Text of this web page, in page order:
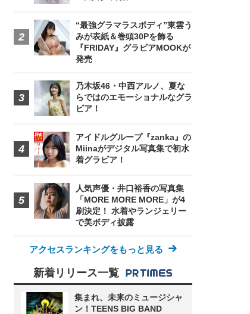
“最強グラマラスボディ”東雲う
みが表紙＆巻頭30Pを飾る
『FRIDAY』グラビアMOOKが
発売
乃木坂46・中西アルノ、夏な
らではのエモーショナルなグラ
ビア！
アイドルグループ『zanka』の
Miinaがデジタル写真集で初水
着グラビア！
人気声優・井口裕香の写真集
「MORE MORE MORE」が4
刷決定！ 水着やランジェリー
で美ボディ披露
アクセスランキングをもっと見る
新着リリース一覧
集まれ、未来のミュージシャ
ン！TEENS BIG BAND